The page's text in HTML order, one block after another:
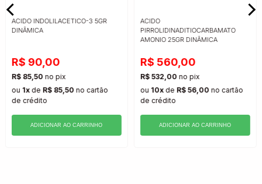
ACIDO INDOLILACETICO-3 5GR
DINÂMICA
R$ 90,00
R$ 85,50 no pix
ou 1xde R$ 85,50 no cartão
de crédito
ADICIONAR AO CARRINHO
ACIDO
PIRROLIDINADITIOCARBAMATO
AMONIO 25GR DINÂMICA
R$ 560,00
R$ 532,00 no pix
ou 10xde R$ 56,00 no cartão
de crédito
ADICIONAR AO CARRINHO